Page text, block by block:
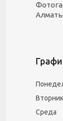
Алматы
Вторник
Среда